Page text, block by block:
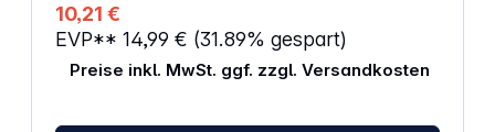
10,21 €
EVP** 14,99 € (31.89% gespart)
Preise inkl. MwSt. ggf. zzgl. Versandkosten